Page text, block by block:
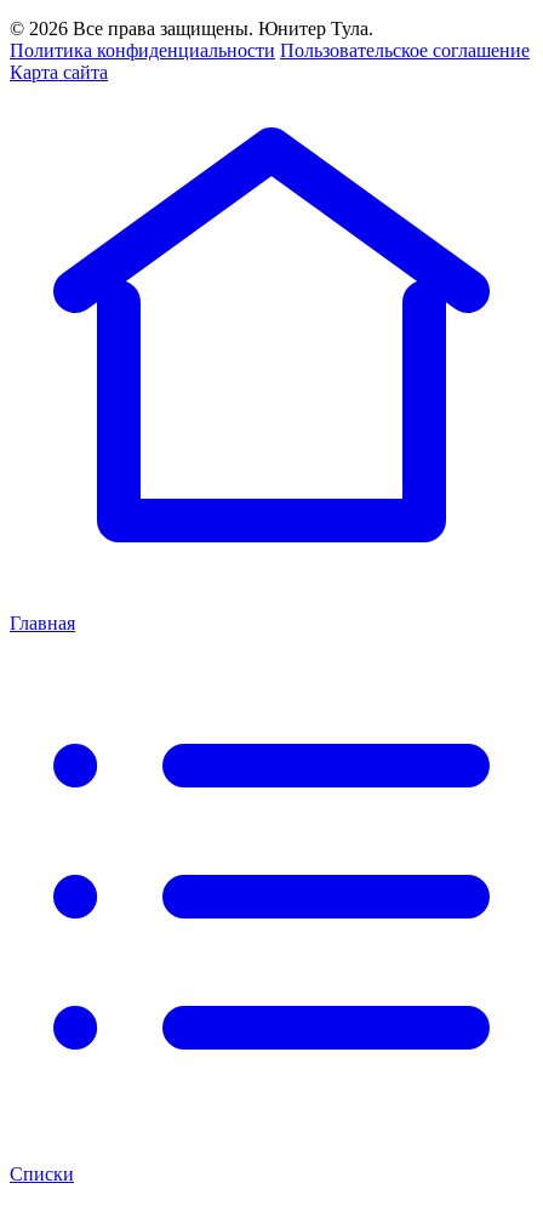
© 2026 Все права защищены. Юнитер Тула.
Политика конфиденциальности Пользовательское соглашение
Карта сайта
Главная
Списки